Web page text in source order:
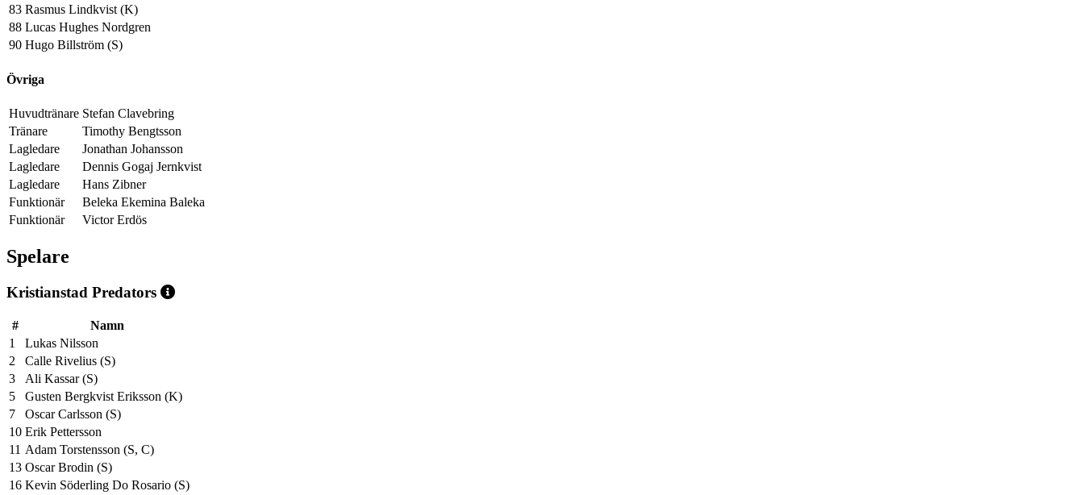
83 Rasmus Lindkvist (K)
88 Lucas Hughes Nordgren
90 Hugo Billström (S)
Övriga
Huvudtränare Stefan Clavebring
Tränare
Timothy Bengtsson
Lagledare
Jonathan Johansson
Lagledare
Dennis Gogaj Jernkvist
Lagledare
Hans Zibner
Funktionär
Beleka Ekemina Baleka
Funktionär
Victor Erdös
Spelare
Kristianstad Predators
#
Namn
1
Lukas Nilsson
2
Calle Rivelius (S)
3
Ali Kassar (S)
5
Gusten Bergkvist Eriksson (K)
7
Oscar Carlsson (S)
10 Erik Pettersson
11 Adam Torstensson (S, C)
13 Oscar Brodin (S)
16 Kevin Söderling Do Rosario (S)